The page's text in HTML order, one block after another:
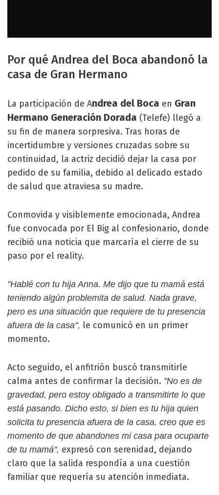
Por qué Andrea del Boca abandonó la
casa de Gran Hermano
La participación de Andrea del Boca en Gran
Hermano Generación Dorada (Telefe) llegó a
su fin de manera sorpresiva. Tras horas de
incertidumbre y versiones cruzadas sobre su
continuidad, la actriz decidió dejar la casa por
pedido de su familia, debido al delicado estado
de salud que atraviesa su madre.
Conmovida y visiblemente emocionada, Andrea
fue convocada por El Big al confesionario, donde
recibió una noticia que marcaría el cierre de su
paso por el reality.
"Hablé con tu hija Anna. Me dijo que tu mamá está
teniendo algún problemita de salud. Nada grave,
pero es una situación que requiere de tu presencia
afuera de la casa", le comunicó en un primer
momento.
Acto seguido, el anfitrión buscó transmitirle
calma antes de confirmar la decisión. "No es de
gravedad, pero estoy obligado a transmitirte lo que
está pasando. Dicho esto, si bien es tu hija quien
solicita tu presencia afuera de la casa, creo que es
momento de que abandones mi casa para ocuparte
de tu mamá", expresó con serenidad, dejando
claro que la salida respondía a una cuestión
familiar que requería su atención inmediata.